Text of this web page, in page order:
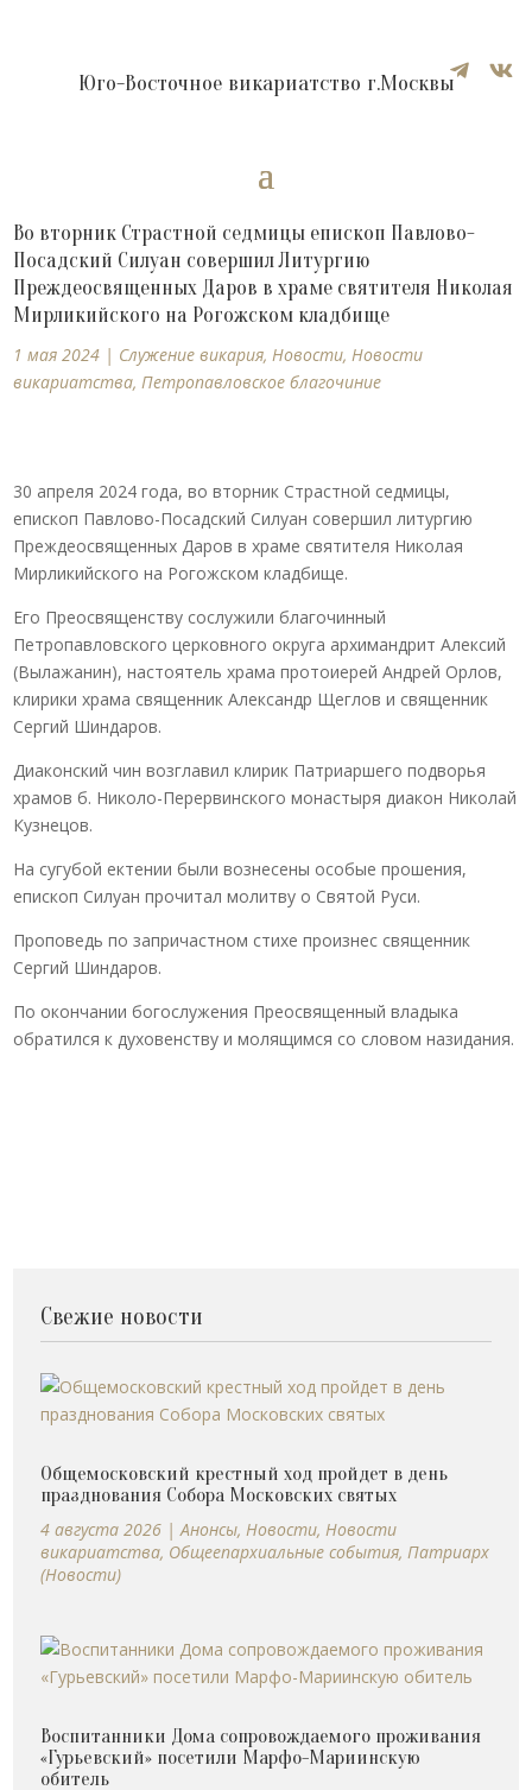
 
Юго-Восточное викариатство г.Москвы
Во вторник Страстной седмицы епископ Павлово-
Посадский Силуан совершил Литургию
Преждеосвященных Даров в храме святителя Николая
Мирликийского на Рогожском кладбище
1 мая 2024 | Cлужение викария,Новости,Новости
викариатства,Петропавловское благочиние
30 апреля 2024 года, во вторник Страстной седмицы,
епископ Павлово-Посадский Силуан совершил литургию
Преждеосвященных Даров в храме святителя Николая
Мирликийского на Рогожском кладбище.
Его Преосвященству сослужили благочинный
Петропавловского церковного округа архимандрит Алексий
(Вылажанин), настоятель храма протоиерей Андрей Орлов,
клирики храма священник Александр Щеглов и священник
Сергий Шиндаров.
Диаконский чин возглавил клирик Патриаршего подворья
храмов б. Николо-Перервинского монастыря диакон Николай
Кузнецов.
На сугубой ектении были вознесены особые прошения,
епископ Силуан прочитал молитву о Святой Руси.
Проповедь по запричастном стихе произнес священник
Сергий Шиндаров.
По окончании богослужения Преосвященный владыка
обратился к духовенству и молящимся со словом назидания.
Свежие новости
Общемосковский крестный ход пройдет в день
празднования Собора Московских святых
4 августа 2026 |Анонсы, Новости, Новости
викариатства, Общеепархиальные события, Патриарх
(Новости)
Воспитанники Дома сопровождаемого проживания
«Гурьевский» посетили Марфо-Мариинскую
обитель